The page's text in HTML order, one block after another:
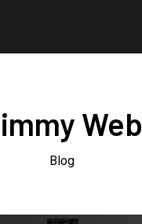
Web
Blog